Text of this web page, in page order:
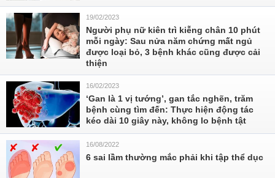
19/02/2023
Người phụ nữ kiên trì kiễng chân 10 phút
mỗi ngày: Sau nửa năm chứng mất ngủ
được loại bỏ, 3 bệnh khác cũng được cải
thiện
16/02/2023
‘Gan là 1 vị tướng’, gan tắc nghẽn, trăm
bệnh cùng tìm đến: Thực hiện động tác
kéo dài 10 giây này, không lo bệnh tật
16/08/2022
6 sai lầm thường mắc phải khi tập thể dục